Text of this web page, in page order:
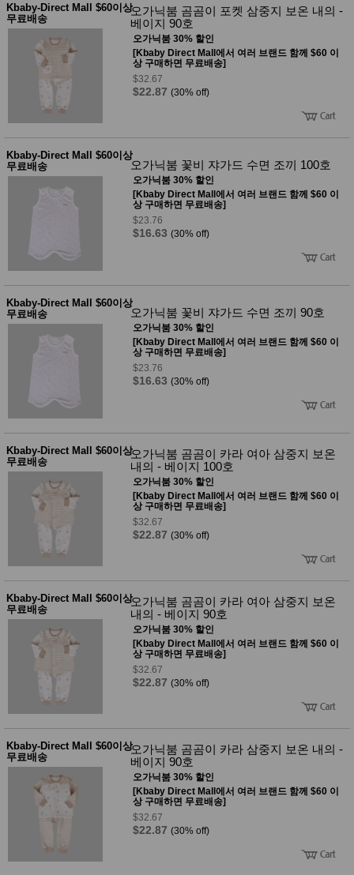
Kbaby-Direct Mall $60이상
무료배송
오가닉붐 곰곰이 포켓 삼중지 보온 내의 -
베이지 90호
오가닉붐 30% 할인
[Kbaby Direct Mall에서 여러 브랜드 함께 $60 이
상 구매하면 무료배송]
$32.67
$22.87 (30% off)
Kbaby-Direct Mall $60이상
무료배송
오가닉붐 꽃비 쟈가드 수면 조끼 100호
오가닉붐 30% 할인
[Kbaby Direct Mall에서 여러 브랜드 함께 $60 이
상 구매하면 무료배송]
$23.76
$16.63 (30% off)
Kbaby-Direct Mall $60이상
무료배송
오가닉붐 꽃비 쟈가드 수면 조끼 90호
오가닉붐 30% 할인
[Kbaby Direct Mall에서 여러 브랜드 함께 $60 이
상 구매하면 무료배송]
$23.76
$16.63 (30% off)
Kbaby-Direct Mall $60이상
무료배송
오가닉붐 곰곰이 카라 여아 삼중지 보온
내의 - 베이지 100호
오가닉붐 30% 할인
[Kbaby Direct Mall에서 여러 브랜드 함께 $60 이
상 구매하면 무료배송]
$32.67
$22.87 (30% off)
Kbaby-Direct Mall $60이상
무료배송
오가닉붐 곰곰이 카라 여아 삼중지 보온
내의 - 베이지 90호
오가닉붐 30% 할인
[Kbaby Direct Mall에서 여러 브랜드 함께 $60 이
상 구매하면 무료배송]
$32.67
$22.87 (30% off)
Kbaby-Direct Mall $60이상
무료배송
오가닉붐 곰곰이 카라 삼중지 보온 내의 -
베이지 90호
오가닉붐 30% 할인
[Kbaby Direct Mall에서 여러 브랜드 함께 $60 이
상 구매하면 무료배송]
$32.67
$22.87 (30% off)